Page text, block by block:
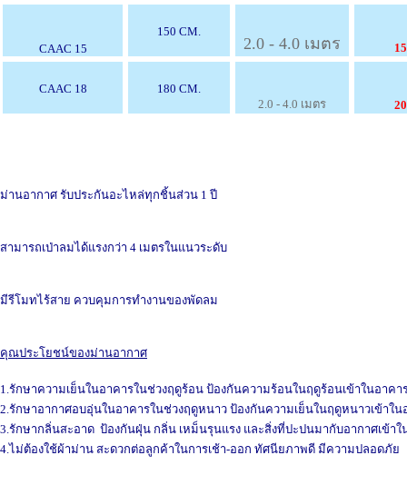
CAAC 15
150 CM.
2.0 - 4.0 เมตร
CAAC 18
180 CM.
2.0 - 4.0 เมตร
ม่านอากาศ รับประกันอะไหล่ทุกชิ้นส่วน 1 ปี
สามารถเป่าลมได้แรงกว่า 4 เมตรในแนวระดับ
มีรีโมทไร้สาย ควบคุมการทำงานของพัดลม
คุณประโยชน์ของม่านอากาศ
1.รักษาความเย็นในอาคารในช่วงฤดูร้อน ป้องกันความร้อนในฤดูร้อนเข้าในอาคา
2.รักษาอากาศอบอุ่นในอาคารในช่วงฤดูหนาว ป้องกันความเย็นในฤดูหนาวเข้าใน
3.รักษากลิ่นสะอาด ป้องกันฝุ่น กลิ่น เหม็นรุนแรง และสิ่งที่ปะปนมากับอากาศเข้าใ
4.ไม่ต้องใช้ผ้าม่าน สะดวกต่อลูกค้าในการเช้า-ออก ทัศนียภาพดี มีความปลอดภัย